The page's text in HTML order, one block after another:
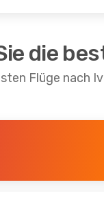
die
Flüge nach